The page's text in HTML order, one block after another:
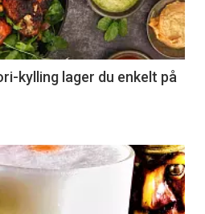
kylling lager du enkelt på